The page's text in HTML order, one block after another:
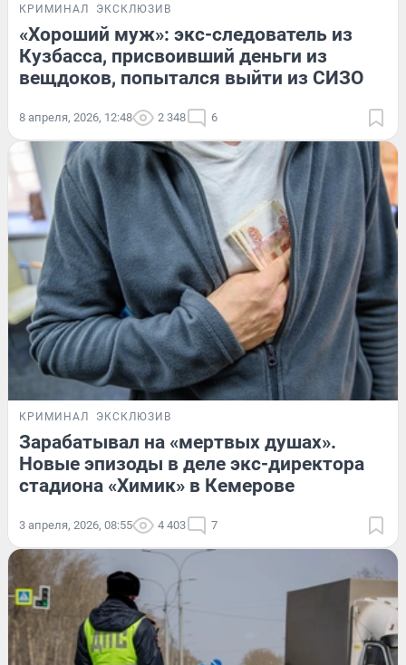
КРИМИНАЛ ЭКСКЛЮЗИВ
«Хороший муж»: экс-следователь из
Кузбасса, присвоивший деньги из
вещдоков, попытался выйти из СИЗО
8 апреля, 2026, 12:48 2 348 6
КРИМИНАЛ ЭКСКЛЮЗИВ
Зарабатывал на «мертвых душах».
Новые эпизоды в деле экс-директора
стадиона «Химик» в Кемерове
3 апреля, 2026, 08:55 4 403 7